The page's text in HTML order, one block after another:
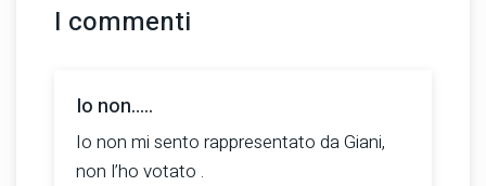
I commenti
Io non…..
Io non mi sento rappresentato da Giani,
non l’ho votato .